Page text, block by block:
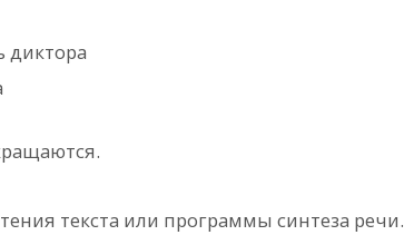
диктора
текста или программы синтеза речи.